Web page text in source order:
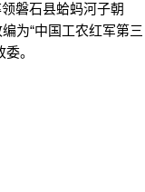
磐石县蛤蚂河子朝
为“中国工农红军第三
。